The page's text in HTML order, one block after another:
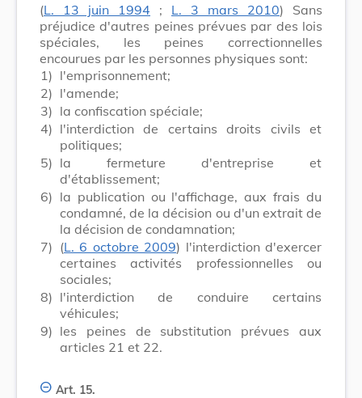
(L. 13 juin 1994 ; L. 3 mars 2010) Sans
préjudice d'autres peines prévues par des lois
spéciales, les peines correctionnelles
encourues par les personnes physiques sont:
1) l'emprisonnement;
2) l'amende;
3) la confiscation spéciale;
4) l'interdiction de certains droits civils et
politiques;
5) la fermeture d'entreprise et
d'établissement;
6) la publication ou l'affichage, aux frais du
condamné, de la décision ou d'un extrait de
la décision de condamnation;
7) (L. 6 octobre 2009) l'interdiction d'exercer
certaines activités professionnelles ou
sociales;
8) l'interdiction de conduire certains
véhicules;
9) les peines de substitution prévues aux
articles 21 et 22.
Art. 15.